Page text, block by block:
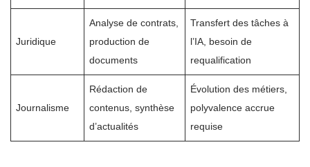
Juridique
Analyse de contrats,
production de
documents
Transfert des tâches à
l’IA, besoin de
requalification
Journalisme
Rédaction de
contenus, synthèse
d’actualités
Évolution des métiers,
polyvalence accrue
requise